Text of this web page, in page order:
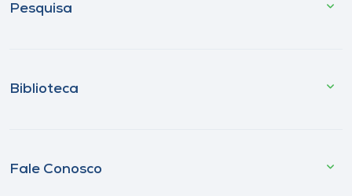
Pesquisa
Biblioteca
Fale Conosco